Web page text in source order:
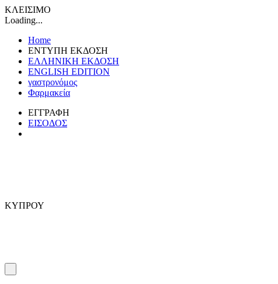
ΚΛΕΙΣΙΜΟ
Loading...
Home
ΕΝΤΥΠΗ ΕΚΔΟΣΗ
ΕΛΛΗΝΙΚΗ ΕΚΔΟΣΗ
ENGLISH EDITION
γαστρονόμος
Φαρμακεία
ΕΓΓΡΑΦΗ
ΕΙΣΟΔΟΣ
ΚΥΠΡΟΥ